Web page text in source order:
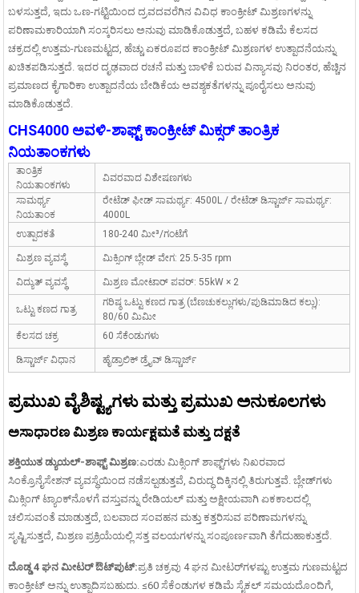
ಬಳಸುತ್ತದೆ, ಇದು ಒಣ-ಗಟ್ಟಿಯಿಂದ ದ್ರವದವರೆಗಿನ ವಿವಿಧ ಕಾಂಕ್ರೀಟ್ ಮಿಶ್ರಣಗಳನ್ನು
ಪರಿಣಾಮಕಾರಿಯಾಗಿ ಸಂಸ್ಕರಿಸಲು ಅನುವು ಮಾಡಿಕೊಡುತ್ತದೆ, ಬಹಳ ಕಡಿಮೆ ಕೆಲಸದ
ಚಕ್ರದಲ್ಲಿ ಉತ್ತಮ-ಗುಣಮಟ್ಟದ, ಹೆಚ್ಚು ಏಕರೂಪದ ಕಾಂಕ್ರೀಟ್ ಮಿಶ್ರಣಗಳ ಉತ್ಪಾದನೆಯನ್ನು
ಖಚಿತಪಡಿಸುತ್ತದೆ. ಇದರ ದೃಢವಾದ ರಚನೆ ಮತ್ತು ಬಾಳಿಕೆ ಬರುವ ವಿನ್ಯಾಸವು ನಿರಂತರ, ಹೆಚ್ಚಿನ
ಪ್ರಮಾಣದ ಕೈಗಾರಿಕಾ ಉತ್ಪಾದನೆಯ ಬೇಡಿಕೆಯ ಅವಶ್ಯಕತೆಗಳನ್ನು ಪೂರೈಸಲು ಅನುವು
ಮಾಡಿಕೊಡುತ್ತದೆ.
CHS4000 ಅವಳಿ-ಶಾಫ್ಟ್ ಕಾಂಕ್ರೀಟ್ ಮಿಕ್ಸರ್ ತಾಂತ್ರಿಕ
ನಿಯತಾಂಕಗಳು
ತಾಂತ್ರಿಕ
ನಿಯತಾಂಕಗಳು
ವಿವರವಾದ ವಿಶೇಷಣಗಳು
ಸಾಮರ್ಥ್ಯ
ನಿಯತಾಂಕ
ರೇಟೆಡ್ ಫೀಡ್ ಸಾಮರ್ಥ್ಯ: 4500L / ರೇಟೆಡ್ ಡಿಸ್ಚಾರ್ಜ್ ಸಾಮರ್ಥ್ಯ:
4000L
ಉತ್ಪಾದಕತೆ
180-240 ಮೀ³/ಗಂಟೆಗೆ
ಮಿಶ್ರಣ ವ್ಯವಸ್ಥೆ ಮಿಕ್ಸಿಂಗ್ ಬ್ಲೇಡ್ ವೇಗ: 25.5-35 rpm
ವಿದ್ಯುತ್ ವ್ಯವಸ್ಥೆ ಮಿಶ್ರಣ ಮೋಟಾರ್ ಪವರ್: 55kW × 2
ಒಟ್ಟು ಕಣದ ಗಾತ್ರ
ಗರಿಷ್ಠ ಒಟ್ಟು ಕಣದ ಗಾತ್ರ (ಬೆಣಚುಕಲ್ಲುಗಳು/ಪುಡಿಮಾಡಿದ ಕಲ್ಲು):
80/60 ಮಿಮೀ
ಕೆಲಸದ ಚಕ್ರ
60 ಸೆಕೆಂಡುಗಳು
ಡಿಸ್ಚಾರ್ಜ್ ವಿಧಾನ ಹೈಡ್ರಾಲಿಕ್ ಡ್ರೈವ್ ಡಿಸ್ಚಾರ್ಜ್
ಪ್ರಮುಖ ವೈಶಿಷ್ಟ್ಯಗಳು ಮತ್ತು ಪ್ರಮುಖ ಅನುಕೂಲಗಳು
ಅಸಾಧಾರಣ ಮಿಶ್ರಣ ಕಾರ್ಯಕ್ಷಮತೆ ಮತ್ತು ದಕ್ಷತೆ
ಶಕ್ತಿಯುತ ಡ್ಯುಯಲ್-ಶಾಫ್ಟ್ ಮಿಶ್ರಣ:ಎರಡು ಮಿಕ್ಸಿಂಗ್ ಶಾಫ್ಟ್‌ಗಳು ನಿಖರವಾದ
ಸಿಂಕ್ರೊನೈಸೇಶನ್ ವ್ಯವಸ್ಥೆಯಿಂದ ನಡೆಸಲ್ಪಡುತ್ತವೆ, ವಿರುದ್ಧ ದಿಕ್ಕಿನಲ್ಲಿ ತಿರುಗುತ್ತವೆ. ಬ್ಲೇಡ್‌ಗಳು
ಮಿಕ್ಸಿಂಗ್ ಟ್ಯಾಂಕ್‌ನೊಳಗೆ ವಸ್ತುವನ್ನು ರೇಡಿಯಲ್ ಮತ್ತು ಅಕ್ಷೀಯವಾಗಿ ಏಕಕಾಲದಲ್ಲಿ
ಚಲಿಸುವಂತೆ ಮಾಡುತ್ತದೆ, ಬಲವಾದ ಸಂವಹನ ಮತ್ತು ಕತ್ತರಿಸುವ ಪರಿಣಾಮಗಳನ್ನು
ಸೃಷ್ಟಿಸುತ್ತದೆ, ಮಿಶ್ರಣ ಪ್ರಕ್ರಿಯೆಯಲ್ಲಿ ಸತ್ತ ವಲಯಗಳನ್ನು ಸಂಪೂರ್ಣವಾಗಿ ತೆಗೆದುಹಾಕುತ್ತದೆ.
ದೊಡ್ಡ 4 ಘನ ಮೀಟರ್ ಔಟ್‌ಪುಟ್:ಪ್ರತಿ ಚಕ್ರವು 4 ಘನ ಮೀಟರ್‌ಗಳಷ್ಟು ಉತ್ತಮ ಗುಣಮಟ್ಟದ
ಕಾಂಕ್ರೀಟ್ ಅನ್ನು ಉತ್ಪಾದಿಸಬಹುದು. ≤60 ಸೆಕೆಂಡುಗಳ ಕಡಿಮೆ ಸೈಕಲ್ ಸಮಯದೊಂದಿಗೆ,
h ಪ್ರಿಕಾಸ್ಟ್ ಕಾಂಕ್ರೀಟ್
ಪ್ಲಾಂಟ್ | 1000 ...